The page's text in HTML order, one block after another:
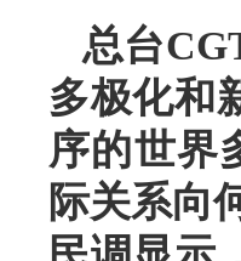
总台
多极化和
序的世界
际关系向